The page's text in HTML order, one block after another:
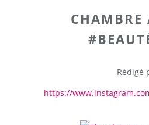
CHAMBRE
Rédigé
https://